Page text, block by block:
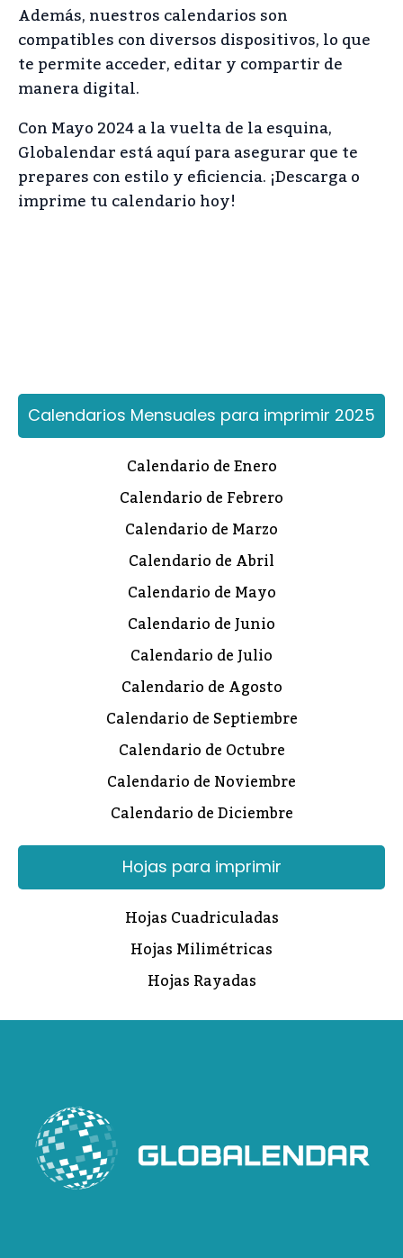
Además, nuestros calendarios son
compatibles con diversos dispositivos, lo que
te permite acceder, editar y compartir de
manera digital.
Con Mayo 2024 a la vuelta de la esquina,
Globalendar está aquí para asegurar que te
prepares con estilo y eficiencia. ¡Descarga o
imprime tu calendario hoy!
Calendarios Mensuales para imprimir 2025
Calendario de Enero
Calendario de Febrero
Calendario de Marzo
Calendario de Abril
Calendario de Mayo
Calendario de Junio
Calendario de Julio
Calendario de Agosto
Calendario de Septiembre
Calendario de Octubre
Calendario de Noviembre
Calendario de Diciembre
Hojas para imprimir
Hojas Cuadriculadas
Hojas Milimétricas
Hojas Rayadas